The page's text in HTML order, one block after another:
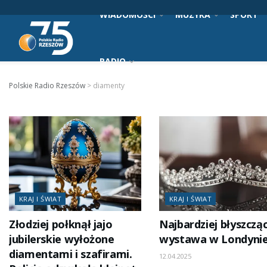
WIADOMOŚCI MUZYKA SPORT
RADIO
Polskie Radio Rzeszów > diamenty
KRAJ I ŚWIAT
Złodziej połknął jajo
jubilerskie wyłożone
diamentami i szafirami.
KRAJ I ŚWIAT
Najbardziej
wystawa w
12.04.2025